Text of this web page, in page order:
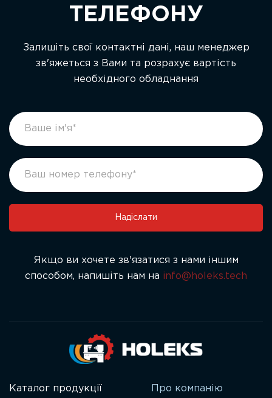
ТЕЛЕФОНУ
Залишіть свої контактні дані, наш менеджер
зв'яжеться з Вами та розрахує вартість
необхідного обладнання
footer
form
If
you
human,
leave
blank.
Надіслати
Якщо ви хочете зв'язатися з нами іншим
способом, напишіть нам на info@holeks.tech
Каталог продукції Про компанію